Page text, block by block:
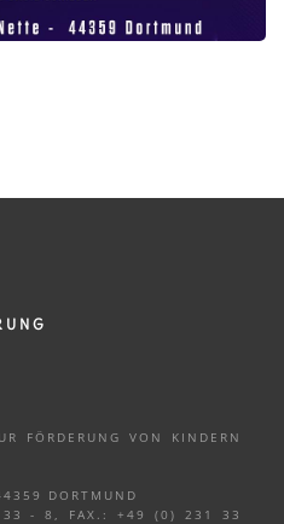
FÖRDERUNG VON KINDERN
DORTMUND
- 8, FAX.: +49 (0) 231 33